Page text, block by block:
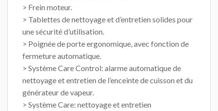
> Frein moteur.
> Tablettes de nettoyage et d’entretien solides pour
une sécurité d’utilisation.
> Poignée de porte ergonomique, avec fonction de
fermeture automatique.
> Système Care Control: alarme automatique de
nettoyage et entretien de l’enceinte de cuisson et du
générateur de vapeur.
> Système Care: nettoyage et entretien